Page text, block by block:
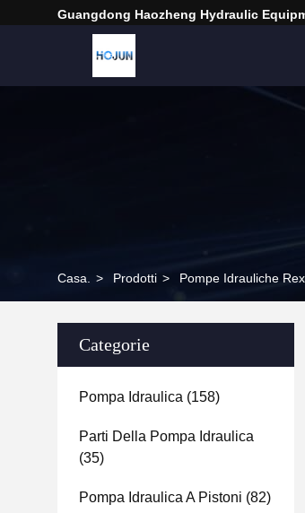
Guangdong Haozheng Hydraulic
Casa. > Prodotti > Pompe Idrauliche
Categorie
Pompa Idraulica (158)
Parti Della Pompa Idraulica
(35)
Pompa Idraulica A Pistoni (82)